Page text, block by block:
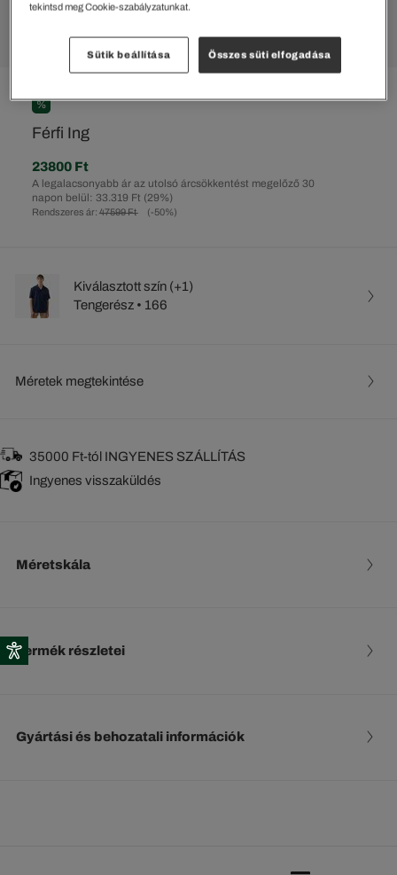
%
Férfi Ing
Rendszeres ár: 47599 Ft (-50%)
A legalacsonyabb ár az utolsó árcsökkentést megelőző 30
napon belül: 33.319 Ft (29%)
23800 Ft
Kiválasztott szín (+1)
Tengerész • 166
Méretek megtekintése
35000 Ft-tól INGYENES SZÁLLÍTÁS
Ingyenes visszaküldés
Méretskála
Termék részletei
Gyártási és behozatali információk
tekintsd meg Cookie-szabályzatunkat.
Sütik beállítása Összes süti elfogadása